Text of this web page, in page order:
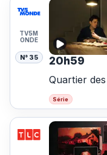
TV5M
ONDE
N° 35 20h59
Quartier
Série